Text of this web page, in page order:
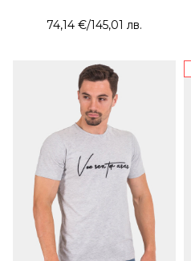
74,14 €/145,01 лв.